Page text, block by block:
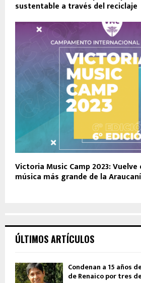
sustentable a través del reciclaje
Victoria Music Camp 2023:
música más grande de la
ÚLTIMOS ARTÍCULOS
Condenan a 15 años
de Renaico por tres